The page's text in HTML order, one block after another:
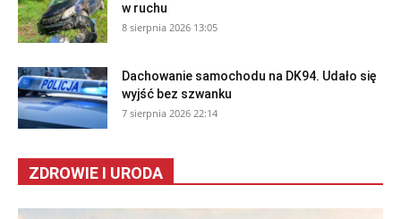
w ruchu
8 sierpnia 2026 13:05
Dachowanie samochodu na DK94. Udało się
wyjść bez szwanku
7 sierpnia 2026 22:14
ZDROWIE I URODA